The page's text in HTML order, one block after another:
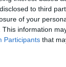
to third
of your
This information
Participants that
amžių.
tarptautinė komanda
per sekundę
o tai yra